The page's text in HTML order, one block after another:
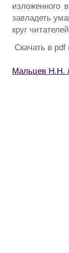
изложенного
завладеть
круг
Скачать в
Мальцев Н.Н. /